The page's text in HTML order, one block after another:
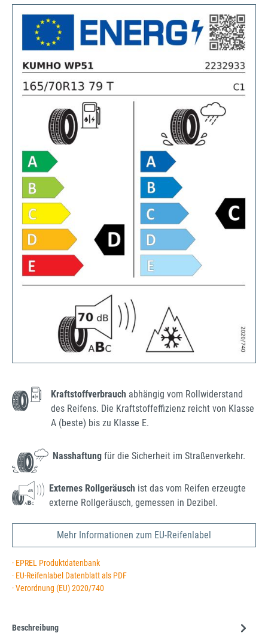
Kraftstoffverbrauch abhängig vom Rollwiderstand
des Reifens. Die Kraftstoffeffizienz reicht von Klasse
A (beste) bis zu Klasse E.
Nasshaftung für die Sicherheit im Straßenverkehr.
Externes Rollgeräusch ist das vom Reifen erzeugte
externe Rollgeräusch, gemessen in Dezibel.
Mehr Informationen zum EU-Reifenlabel
· EPREL Produktdatenbank
· EU-Reifenlabel Datenblatt als PDF
· Verordnung (EU) 2020/740
Beschreibung